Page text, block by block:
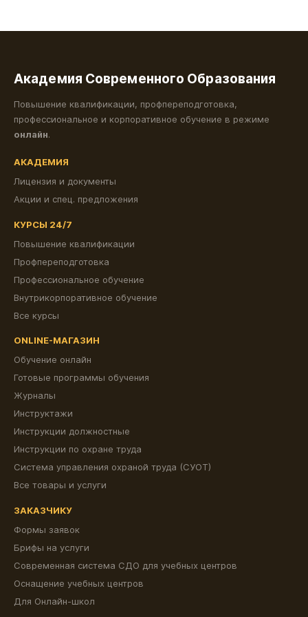
Академия Современного Образования
Повышение квалификации, профпереподготовка,
профессиональное и корпоративное обучение в режиме
онлайн.
АКАДЕМИЯ
Лицензия и документы
Акции и спец. предложения
КУРСЫ 24/7
Повышение квалификации
Профпереподготовка
Профессиональное обучение
Внутрикорпоративное обучение
Все курсы
ONLINE-МАГАЗИН
Обучение онлайн
Готовые программы обучения
Журналы
Инструктажи
Инструкции должностные
Инструкции по охране труда
Система управления охраной труда (СУОТ)
Все товары и услуги
ЗАКАЗЧИКУ
Формы заявок
Брифы на услуги
Современная система СДО для учебных центров
Оснащение учебных центров
Для Онлайн-школ